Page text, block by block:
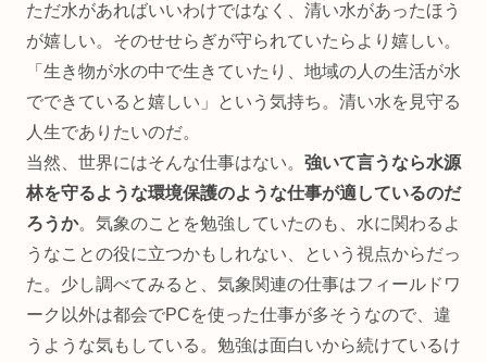
ただ水があればいいわけではなく、清い水があったほう
が嬉しい。そのせせらぎが守られていたらより嬉しい。
「生き物が水の中で生きていたり、地域の人の生活が水
でできていると嬉しい」という気持ち。清い水を見守る
人生でありたいのだ。
当然、世界にはそんな仕事はない。 強いて言うなら水源
林を守るような環境保護のような仕事が適しているのだ
ろうか。気象のことを勉強していたのも、水に関わるよ
うなことの役に立つかもしれない、という視点からだっ
た。少し調べてみると、気象関連の仕事はフィールドワ
ーク以外は都会でPCを使った仕事が多そうなので、違
うような気もしている。勉強は面白いから続けているけ